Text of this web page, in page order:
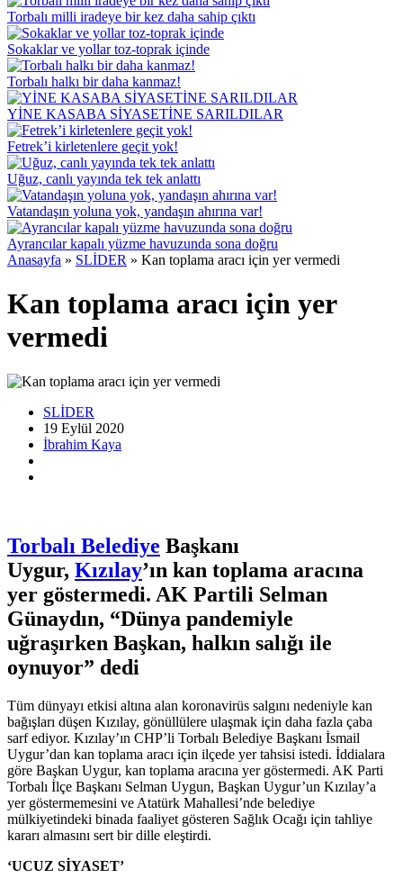
Torbalı milli iradeye bir kez daha sahip çıktı
Sokaklar ve yollar toz-toprak içinde
Torbalı halkı bir daha kanmaz!
YİNE KASABA SİYASETİNE SARILDILAR
Fetrek’i kirletenlere geçit yok!
Uğuz, canlı yayında tek tek anlattı
Vatandaşın yoluna yok, yandaşın ahırına var!
Ayrancılar kapalı yüzme havuzunda sona doğru
Anasayfa » SLİDER » Kan toplama aracı için yer vermedi
Kan toplama aracı için yer
vermedi
SLİDER
19 Eylül 2020
İbrahim Kaya
Torbalı Belediye Başkanı
Uygur, Kızılay’ın kan toplama aracına
yer göstermedi. AK Partili Selman
Günaydın, “Dünya pandemiyle
uğraşırken Başkan, halkın salığı ile
oynuyor” dedi
Tüm dünyayı etkisi altına alan koronavirüs salgını nedeniyle kan
bağışları düşen Kızılay, gönüllülere ulaşmak için daha fazla çaba
sarf ediyor. Kızılay’ın CHP’li Torbalı Belediye Başkanı İsmail
Uygur’dan kan toplama aracı için ilçede yer tahsisi istedi. İddialara
göre Başkan Uygur, kan toplama aracına yer göstermedi. AK Parti
Torbalı İlçe Başkanı Selman Uygun, Başkan Uygur’un Kızılay’a
yer göstermemesini ve Atatürk Mahallesi’nde belediye
mülkiyetindeki binada faaliyet gösteren Sağlık Ocağı için tahliye
kararı almasını sert bir dille eleştirdi.
‘UCUZ SİYASET’